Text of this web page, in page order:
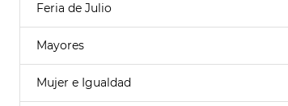
Feria de Julio
Mayores
Mujer e Igualdad